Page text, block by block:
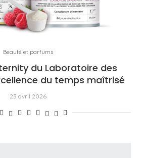
Beauté et parfums
du Laboratoire des
du temps maîtrisé
23 avril 2026